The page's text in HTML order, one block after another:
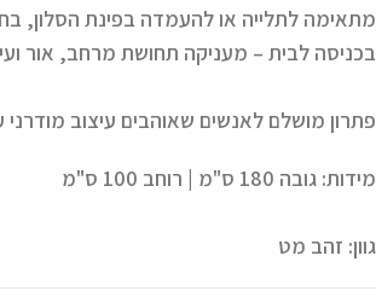
מתאימה לתלייה או להעמדה בפינת הסלון,
בכניסה לבית – מעניקה תחושת מרחב, אור
פתרון מושלם לאנשים שאוהבים עיצוב מודרני
מידות: גובה 180 ס"מ | רוחב 100 ס"מ
גוון: זהב מט